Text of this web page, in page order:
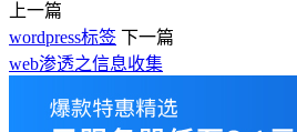
上一篇
wordpress标签 下一篇
web渗透之信息收集